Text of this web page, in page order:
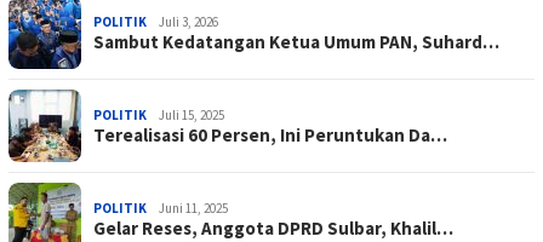
POLITIK Juli 3, 2026
Sambut Kedatangan Ketua Umum PAN, Suhard…
POLITIK Juli 15, 2025
Terealisasi 60 Persen, Ini Peruntukan Da…
POLITIK Juni 11, 2025
Gelar Reses, Anggota DPRD Sulbar, Khalil…